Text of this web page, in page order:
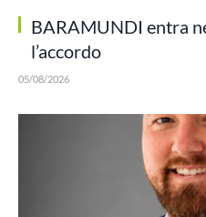
BARAMUNDI entra
l’accordo
05/08/2026